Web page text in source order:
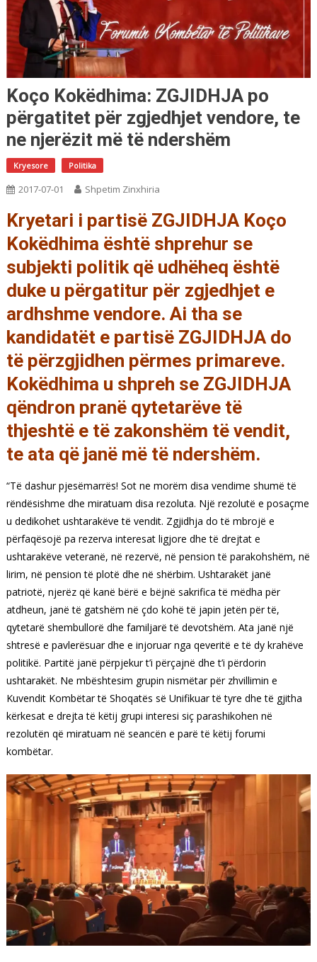
Koço Kokëdhima: ZGJIDHJA po
përgatitet për zgjedhjet vendore, te
ne njerëzit më të ndershëm
Kryesore Politika
2017-07-01 Shpetim Zinxhiria
Kryetari i partisë ZGJIDHJA Koço
Kokëdhima është shprehur se
subjekti politik që udhëheq është
duke u përgatitur për zgjedhjet e
ardhshme vendore. Ai tha se
kandidatët e partisë ZGJIDHJA do
të përzgjidhen përmes primareve.
Kokëdhima u shpreh se ZGJIDHJA
qëndron pranë qytetarëve të
thjeshtë e të zakonshëm të vendit,
te ata që janë më të ndershëm.
“Të dashur pjesëmarrës! Sot ne morëm disa vendime shumë të
rëndësishme dhe miratuam disa rezoluta. Një rezolutë e posaçme
u dedikohet ushtarakëve të vendit. Zgjidhja do të mbrojë e
përfaqësojë pa rezerva interesat ligjore dhe të drejtat e
ushtarakëve veteranë, në rezervë, në pension të parakohshëm, në
lirim, në pension të plotë dhe në shërbim. Ushtarakët janë
patriotë, njerëz që kanë bërë e bëjnë sakrifica të mëdha për
atdheun, janë të gatshëm në çdo kohë të japin jetën për të,
qytetarë shembullorë dhe familjarë të devotshëm. Ata janë një
shtresë e pavlerësuar dhe e injoruar nga qeveritë e të dy krahëve
politikë. Partitë janë përpjekur t’i përçajnë dhe t’i përdorin
ushtarakët. Ne mbështesim grupin nismëtar për zhvillimin e
Kuvendit Kombëtar të Shoqatës së Unifikuar të tyre dhe të gjitha
kërkesat e drejta të këtij grupi interesi siç parashikohen në
rezolutën që miratuam në seancën e parë të këtij forumi
kombëtar.